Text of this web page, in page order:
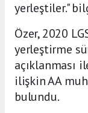
yerleştiler."
Özer, 2020
yerleştirme
açıklanması
ilişkin AA
bulundu.